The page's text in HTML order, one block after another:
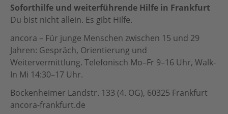
Soforthilfe und weiterführende Hilfe in Frankfurt
Du bist nicht allein. Es gibt Hilfe.
ancora – Für junge Menschen zwischen 15 und 29
Jahren: Gespräch, Orientierung und
Weitervermittlung. Telefonisch Mo–Fr 9–16 Uhr, Walk-
In Mi 14:30–17 Uhr.
Bockenheimer Landstr. 133 (4. OG), 60325 Frankfurt
ancora-frankfurt.de